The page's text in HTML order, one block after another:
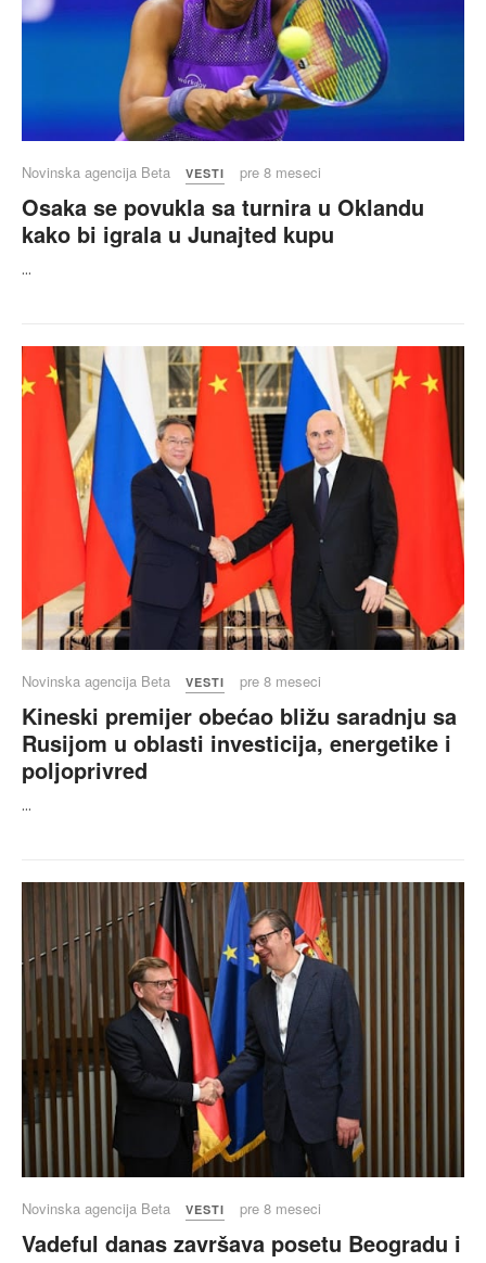
Novinska agencija Beta VESTI pre 8 meseci
Osaka se povukla sa turnira u Oklandu
kako bi igrala u Junajted kupu
...
Novinska agencija Beta VESTI pre 8 meseci
Kineski premijer obećao bližu saradnju sa
Rusijom u oblasti investicija, energetike i
poljoprivred
...
Novinska agencija Beta VESTI pre 8 meseci
Vadeful danas završava posetu Beogradu i